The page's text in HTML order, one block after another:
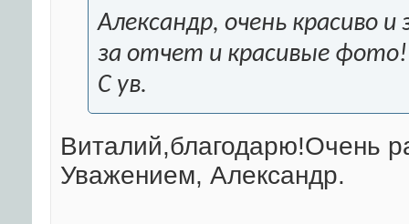
Александр, очень красиво
за отчет и красивые фото!
С ув.
Виталий,благодарю!Очень
Уважением, Александр.